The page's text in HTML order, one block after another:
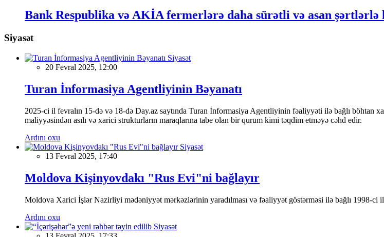
Bank Respublika və AKİA fermerlərə daha sürətli və asan
Siyasət
Siyasət
20 Fevral 2025, 12:00
Turan İnformasiya Agentliyinin Bəyanatı
2025-ci il fevralın 15-də və 18-də Day.az saytında Turan İnformasiya Agentliyinin fəaliyyəti ilə bağlı
maliyyəsindən asılı və xarici strukturların maraqlarına tabe olan bir qurum kimi təqdim etməyə cəhd edir.
Ardını oxu
Siyasət
13 Fevral 2025, 17:40
Moldova Kişinyovdakı "Rus Evi"ni bağlayır
Moldova Xarici İşlər Nazirliyi mədəniyyət mərkəzlərinin yaradılması və fəaliyyət göstərməsi ilə bağlı 1998-
Ardını oxu
Siyasət